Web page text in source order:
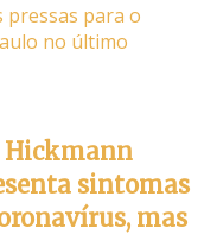
pressas para o
no último
Hickmann
sintomas
mas